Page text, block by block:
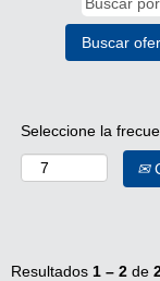
Seleccione la
Resultados 1 – 2 de